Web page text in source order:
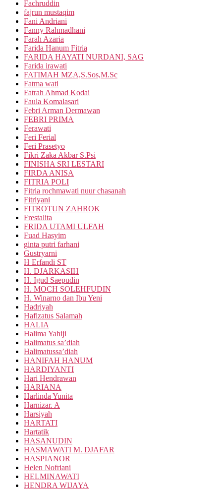
Fachruddin
fajrun mustaqim
Fani Andriani
Fanny Rahmadhani
Farah Azaria
Farida Hanum Fitria
FARIDA HAYATI NURDANI, SAG
Farida irawati
FATIMAH MZA,S.Sos,M.Sc
Fatma wati
Fatrah Ahmad Kodai
Faula Komalasari
Febri Arman Dermawan
FEBRI PRIMA
Ferawati
Feri Ferial
Feri Prasetyo
Fikri Zaka Akbar S.Psi
FINISHA SRI LESTARI
FIRDA ANISA
FITRIA POLI
Fitria rochmawati nuur chasanah
Fitriyani
FITROTUN ZAHROK
Frestalita
FRIDA UTAMI ULFAH
Fuad Hasyim
ginta putri farhani
Gustryarni
H Erfandi ST
H. DJARKASIH
H. Igud Saepudin
H. MOCH SOLEHFUDIN
H. Winarno dan Ibu Yeni
Hadriyah
Hafizatus Salamah
HALIA
Halima Yahiji
Halimatus sa’diah
Halimatussa’diah
HANIFAH HANUM
HARDIYANTI
Hari Hendrawan
HARIANA
Harlinda Yunita
Harnizar. A
Harsiyah
HARTATI
Hartatik
HASANUDIN
HASMAWATI M. DJAFAR
HASPIANOR
Helen Nofriani
HELMINAWATI
HENDRA WIJAYA